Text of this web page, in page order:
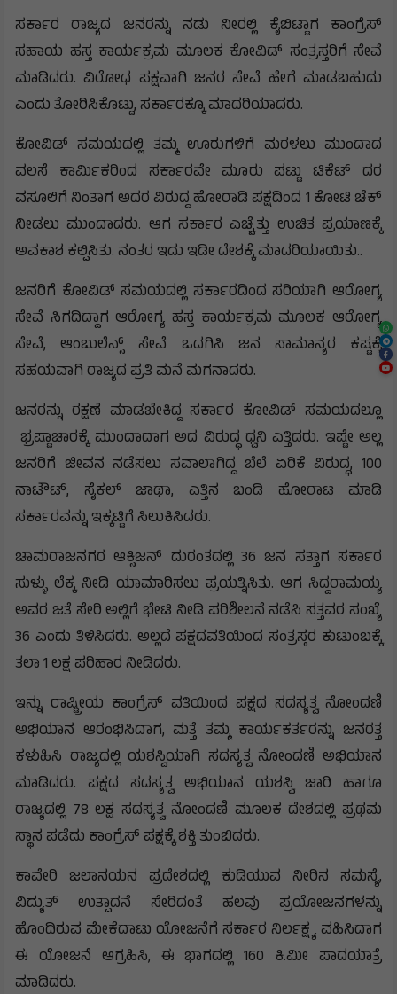
ಸರ್ಕಾರ ರಾಜ್ಯದ ಜನರನ್ನು ನಡು ನೀರಲ್ಲಿ ಕೈಬಿಟ್ಟಾಗ ಕಾಂಗ್ರೆಸ್
ಸಹಾಯ ಹಸ್ತ ಕಾರ್ಯಕ್ರಮ ಮೂಲಕ ಕೋವಿಡ್ ಸಂತ್ರಸ್ತರಿಗೆ ಸೇವೆ
ಮಾಡಿದರು. ವಿರೋಧ ಪಕ್ಷವಾಗಿ ಜನರ ಸೇವೆ ಹೇಗೆ ಮಾಡಬಹುದು
ಎಂದು ತೋರಿಸಿಕೊಟ್ಟು, ಸರ್ಕಾರಕ್ಕೂ ಮಾದರಿಯಾದರು.
ಕೋವಿಡ್ ಸಮಯದಲ್ಲಿ ತಮ್ಮ ಊರುಗಳಿಗೆ ಮರಳಲು ಮುಂದಾದ
ವಲಸೆ ಕಾರ್ಮಿಕರಿಂದ ಸರ್ಕಾರವೇ ಮೂರು ಪಟ್ಟು ಟಿಕೆಟ್ ದರ
ವಸೂಲಿಗೆ ನಿಂತಾಗ ಅದರ ವಿರುದ್ದ ಹೋರಾಡಿ ಪಕ್ಷದಿಂದ 1 ಕೋಟಿ ಚೆಕ್
ನೀಡಲು ಮುಂದಾದರು. ಆಗ ಸರ್ಕಾರ ಎಚ್ಚೆತ್ತು ಉಚಿತ ಪ್ರಯಾಣಕ್ಕೆ
ಅವಕಾಶ ಕಲ್ಪಿಸಿತು. ನಂತರ ಇದು ಇಡೀ ದೇಶಕ್ಕೆ ಮಾದರಿಯಾಯಿತು..
ಜನರಿಗೆ ಕೋವಿಡ್ ಸಮಯದಲ್ಲಿ ಸರ್ಕಾರದಿಂದ ಸರಿಯಾಗಿ ಆರೋಗ್ಯ
ಸೇವೆ ಸಿಗದಿದ್ದಾಗ ಆರೋಗ್ಯ ಹಸ್ತ ಕಾರ್ಯಕ್ರಮ ಮೂಲಕ ಆರೋಗ್ಯ
ಸೇವೆ, ಆಂಬುಲೆನ್ಸ್ ಸೇವೆ ಒದಗಿಸಿ ಜನ ಸಾಮಾನ್ಯರ ಕಷ್ಟಕ್ಕೆ
ಸಹಯವಾಗಿ ರಾಜ್ಯದ ಪ್ರತಿ ಮನೆ ಮಗನಾದರು.
ಜನರನ್ನು ರಕ್ಷಣೆ ಮಾಡಬೇಕಿದ್ದ ಸರ್ಕಾರ ಕೋವಿಡ್ ಸಮಯದಲ್ಲೂ
ಭ್ರಷ್ಟಾಚಾರಕ್ಕೆ ಮುಂದಾದಾಗ ಅದ ವಿರುದ್ಧ ಧ್ವನಿ ಎತ್ತಿದರು. ಇಷ್ಟೇ ಅಲ್ಲ
ಜನರಿಗೆ ಜೀವನ ನಡೆಸಲು ಸವಾಲಾಗಿದ್ದ ಬೆಲೆ ಏರಿಕೆ ವಿರುದ್ಧ, 100
ನಾಟೌಟ್, ಸೈಕಲ್ ಜಾಥಾ, ಎತ್ತಿನ ಬಂಡಿ ಹೋರಾಟ ಮಾಡಿ
ಸರ್ಕಾರವನ್ನು ಇಕ್ಕಟ್ಟಿಗೆ ಸಿಲುಕಿಸಿದರು.
ಚಾಮರಾಜನಗರ ಆಕ್ಸಿಜನ್ ದುರಂತದಲ್ಲಿ 36 ಜನ ಸತ್ತಾಗ ಸರ್ಕಾರ
ಸುಳ್ಳು ಲೆಕ್ಕ ನೀಡಿ ಯಾಮಾರಿಸಲು ಪ್ರಯತ್ನಿಸಿತು. ಆಗ ಸಿದ್ದರಾಮಯ್ಯ
ಅವರ ಜತೆ ಸೇರಿ ಅಲ್ಲಿಗೆ ಭೇಟಿ ನೀಡಿ ಪರಿಶೀಲನೆ ನಡೆಸಿ ಸತ್ತವರ ಸಂಖ್ಯೆ
36 ಎಂದು ತಿಳಿಸಿದರು. ಅಲ್ಲದೆ ಪಕ್ಷದವತಿಯಿಂದ ಸಂತ್ರಸ್ತರ ಕುಟುಂಬಕ್ಕೆ
ತಲಾ 1 ಲಕ್ಷ ಪರಿಹಾರ ನೀಡಿದರು.
ಇನ್ನು ರಾಷ್ಟ್ರೀಯ ಕಾಂಗ್ರೆಸ್ ವತಿಯಿಂದ ಪಕ್ಷದ ಸದಸ್ಯತ್ವ ನೋಂದಣಿ
ಅಭಿಯಾನ ಆರಂಭಿಸಿದಾಗ, ಮತ್ತೆ ತಮ್ಮ ಕಾರ್ಯಕರ್ತರನ್ನು ಜನರತ್ತ
ಕಳುಹಿಸಿ ರಾಜ್ಯದಲ್ಲಿ ಯಶಸ್ವಿಯಾಗಿ ಸದಸ್ಯತ್ವ ನೋಂದಣಿ ಅಭಿಯಾನ
ಮಾಡಿದರು. ಪಕ್ಷದ ಸದಸ್ಯತ್ವ ಅಭಿಯಾನ ಯಶಸ್ವಿ ಜಾರಿ ಹಾಗೂ
ರಾಜ್ಯದಲ್ಲಿ 78 ಲಕ್ಷ ಸದಸ್ಯತ್ವ ನೋಂದಣಿ ಮೂಲಕ ದೇಶದಲ್ಲಿ ಪ್ರಥಮ
ಸ್ಥಾನ ಪಡೆದು ಕಾಂಗ್ರೆಸ್ ಪಕ್ಷಕ್ಕೆ ಶಕ್ತಿ ತುಂಬಿದರು.
ಕಾವೇರಿ ಜಲಾನಯನ ಪ್ರದೇಶದಲ್ಲಿ ಕುಡಿಯುವ ನೀರಿನ ಸಮಸ್ಯೆ,
ವಿದ್ಯುತ್ ಉತ್ಪಾದನೆ ಸೇರಿದಂತೆ ಹಲವು ಪ್ರಯೋಜನಗಳನ್ನು
ಹೊಂದಿರುವ ಮೇಕೆದಾಟು ಯೋಜನೆಗೆ ಸರ್ಕಾರ ನಿರ್ಲಕ್ಷ್ಯ ವಹಿಸಿದಾಗ
ಈ ಯೋಜನೆ ಆಗ್ರಹಿಸಿ, ಈ ಭಾಗದಲ್ಲಿ 160 ಕಿ.ಮೀ ಪಾದಯಾತ್ರೆ
ಮಾಡಿದರು.